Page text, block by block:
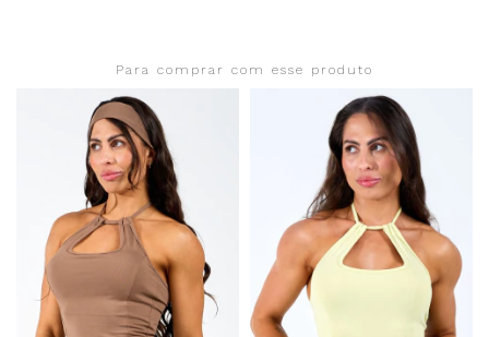
Para comprar com esse produto